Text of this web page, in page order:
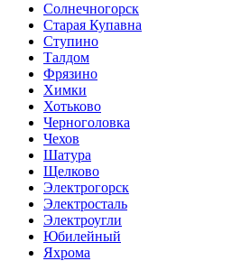
Солнечногорск
Старая Купавна
Ступино
Талдом
Фрязино
Химки
Хотьково
Черноголовка
Чехов
Шатура
Щелково
Электрогорск
Электросталь
Электроугли
Юбилейный
Яхрома